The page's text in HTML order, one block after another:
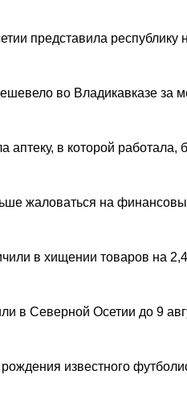
представила
во Владикавказе за
аптеку, в которой работала,
жаловаться на
в хищении товаров на
в Северной Осетии до 9
известного